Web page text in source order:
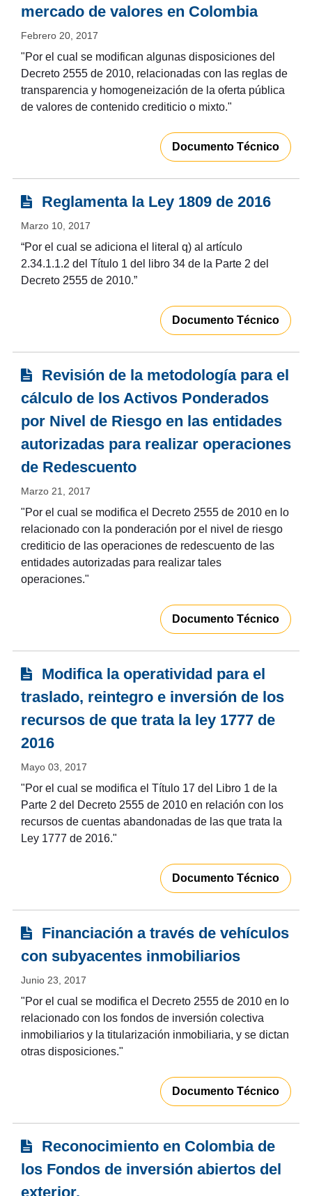
mercado de valores en Colombia
Febrero 20, 2017
"Por el cual se modifican algunas disposiciones del
Decreto 2555 de 2010, relacionadas con las reglas de
transparencia y homogeneización de la oferta pública
de valores de contenido crediticio o mixto."
Documento Técnico
Reglamenta la Ley 1809 de 2016
Marzo 10, 2017
“Por el cual se adiciona el literal q) al artículo
2.34.1.1.2 del Título 1 del libro 34 de la Parte 2 del
Decreto 2555 de 2010.”
Documento Técnico
Revisión de la metodología para el
cálculo de los Activos Ponderados
por Nivel de Riesgo en las entidades
autorizadas para realizar operaciones
de Redescuento
Marzo 21, 2017
"Por el cual se modifica el Decreto 2555 de 2010 en lo
relacionado con la ponderación por el nivel de riesgo
crediticio de las operaciones de redescuento de las
entidades autorizadas para realizar tales
operaciones."
Documento Técnico
Modifica la operatividad para el
traslado, reintegro e inversión de los
recursos de que trata la ley 1777 de
2016
Mayo 03, 2017
"Por el cual se modifica el Título 17 del Libro 1 de la
Parte 2 del Decreto 2555 de 2010 en relación con los
recursos de cuentas abandonadas de las que trata la
Ley 1777 de 2016."
Documento Técnico
Financiación a través de vehículos
con subyacentes inmobiliarios
Junio 23, 2017
"Por el cual se modifica el Decreto 2555 de 2010 en lo
relacionado con los fondos de inversión colectiva
inmobiliarios y la titularización inmobiliaria, y se dictan
otras disposiciones."
Documento Técnico
Reconocimiento en Colombia de
los Fondos de inversión abiertos del
exterior.